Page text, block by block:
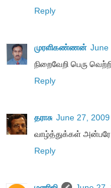
Reply
முரளிகண்ணன் June
நிறைவேறி பெரு
Reply
தராசு June 27,
வாழ்த்துக்கள் அன்பரே.
Reply